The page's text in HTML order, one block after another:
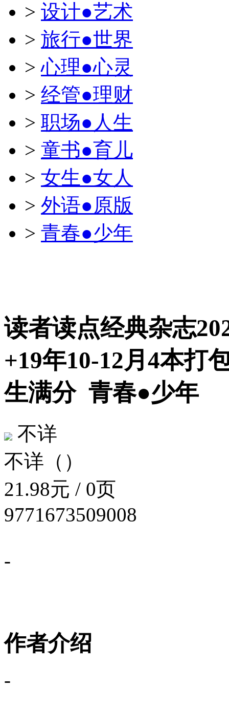
> 设计●艺术
> 旅行●世界
>心理●心灵
> 经管●理财
> 职场●人生
> 童书●育儿
> 女生●女人
> 外语●原版
> 青春●少年
读者读点经典杂志
+19年10-12月4本打
生满分 青春●少年
不详
不详（）
21.98元 / 0页
9771673509008
-
作者介绍
-